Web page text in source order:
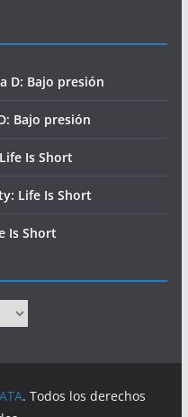
D: Bajo presión
Bajo presión
Is Short
Life Is Short
Is Short
. Todos los derechos